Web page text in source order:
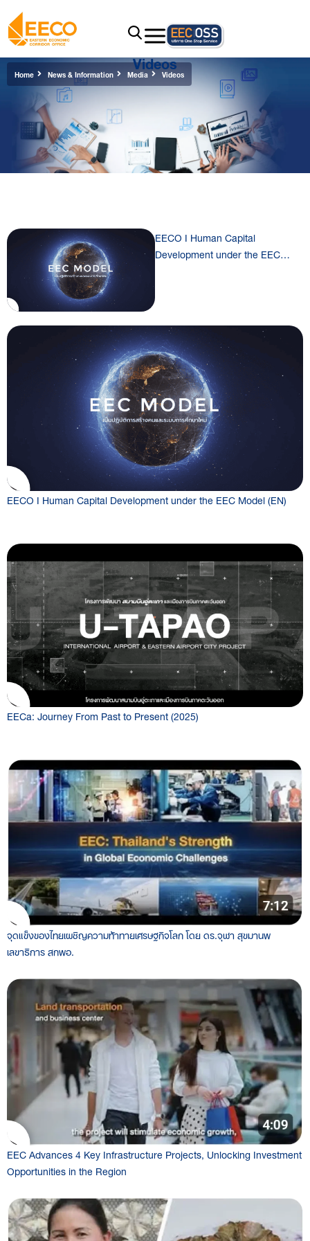
Home News & Information Media Videos
Videos
EECO I Human Capital
Development under the EEC
EECO I Human Capital Development under the EEC Model (EN)
EECa: Journey From Past to Present (2025)
จุดแข็งของไทยเผชิญความท้าทายเศรษฐกิจโลก โดย ดร.จุฬา สุขมานพ
เลขาธิการ สกพอ.
EEC Advances 4 Key Infrastructure Projects, Unlocking Investment
Opportunities in the Region